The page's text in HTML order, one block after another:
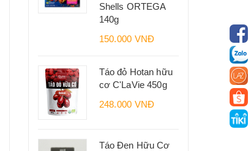
Shells ORTEGA
140g
150.000 VNĐ
Táo đỏ Hotan hữu
cơ C'LaVie 450g
248.000 VNĐ
Táo Đen Hữu Cơ